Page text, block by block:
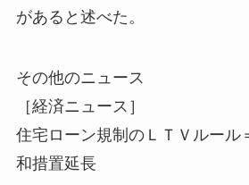
があると述べた。
その他のニュース
［経済ニュース］
住宅ローン規制のＬＴＶルール
和措置延長